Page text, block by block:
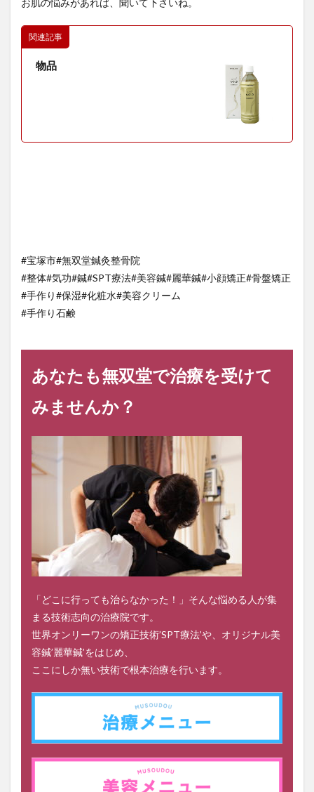
お肌の悩みがあれば、聞いて下さいね。
関連記事
物品
#宝塚市#無双堂鍼灸整骨院
#整体#気功#鍼#SPT療法#美容鍼#麗華鍼#小顔矯正#骨盤矯正
#手作り#保湿#化粧水#美容クリーム
#手作り石鹸
あなたも無双堂で治療を受けて
みませんか？
「どこに行っても治らなかった！」そんな悩める人が集
まる技術志向の治療院です。
世界オンリーワンの矯正技術’SPT療法’や、オリジナル美
容鍼’麗華鍼’をはじめ、
ここにしか無い技術で根本治療を行います。